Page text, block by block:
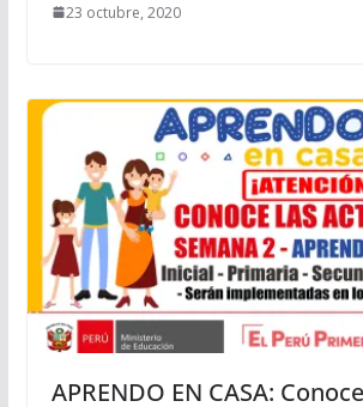
23 octubre, 2020
APRENDO EN CASA: